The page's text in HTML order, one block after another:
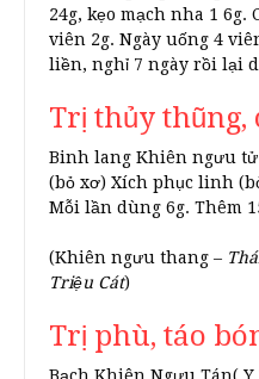
24g, kẹo mạch nha 1
viên 2g. Ngày uống 4
liền, nghỉ 7 ngày rồi lại
Trị thủy thũng,
Binh lang Khiên ngưu
(bỏ xơ) Xích phục linh
Mỗi lần dùng 6g. Thêm
(Khiên ngưu thang –
Triệu Cát)
Trị phù, táo